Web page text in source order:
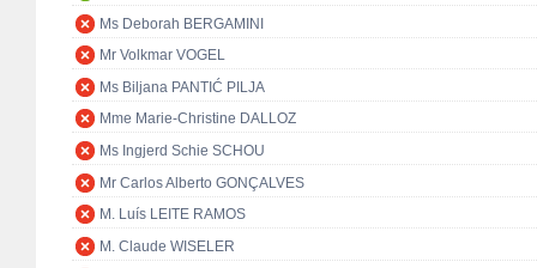
Ms Deborah BERGAMINI
Mr Volkmar VOGEL
Ms Biljana PANTIĆ PILJA
Mme Marie-Christine DALLOZ
Ms Ingjerd Schie SCHOU
Mr Carlos Alberto GONÇALVES
M. Luís LEITE RAMOS
M. Claude WISELER